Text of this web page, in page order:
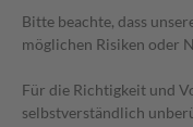
Bitte beachte, dass
möglichen Risiken oder
Für die Richtigkeit und
selbstverständlich